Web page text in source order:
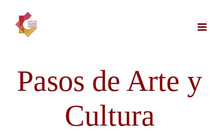
contenido
Pasos de Arte y
Cultura